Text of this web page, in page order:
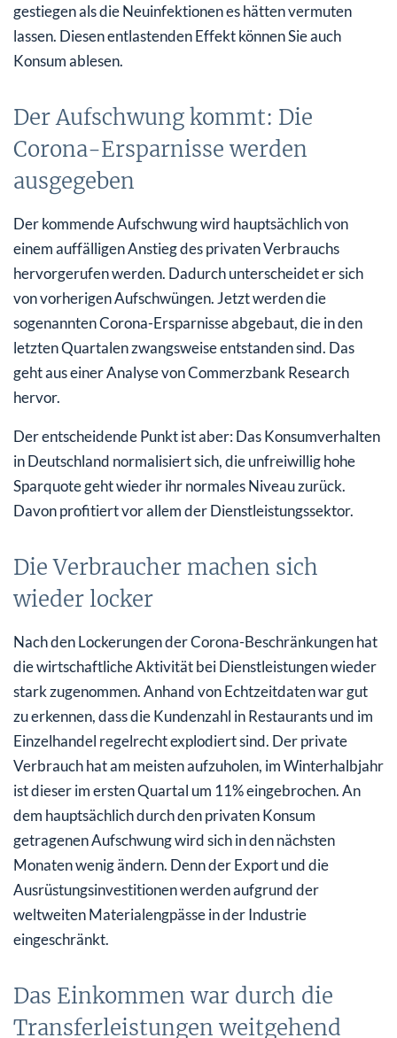
gestiegen als die Neuinfektionen es hätten vermuten
lassen. Diesen entlastenden Effekt können Sie auch
Konsum ablesen.
Der Aufschwung kommt: Die
Corona-Ersparnisse werden
ausgegeben
Der kommende Aufschwung wird hauptsächlich von
einem auffälligen Anstieg des privaten Verbrauchs
hervorgerufen werden. Dadurch unterscheidet er sich
von vorherigen Aufschwüngen. Jetzt werden die
sogenannten Corona-Ersparnisse abgebaut, die in den
letzten Quartalen zwangsweise entstanden sind. Das
geht aus einer Analyse von Commerzbank Research
hervor.
Der entscheidende Punkt ist aber: Das Konsumverhalten
in Deutschland normalisiert sich, die unfreiwillig hohe
Sparquote geht wieder ihr normales Niveau zurück.
Davon profitiert vor allem der Dienstleistungssektor.
Die Verbraucher machen sich
wieder locker
Nach den Lockerungen der Corona-Beschränkungen hat
die wirtschaftliche Aktivität bei Dienstleistungen wieder
stark zugenommen. Anhand von Echtzeitdaten war gut
zu erkennen, dass die Kundenzahl in Restaurants und im
Einzelhandel regelrecht explodiert sind. Der private
Verbrauch hat am meisten aufzuholen, im Winterhalbjahr
ist dieser im ersten Quartal um 11% eingebrochen. An
dem hauptsächlich durch den privaten Konsum
getragenen Aufschwung wird sich in den nächsten
Monaten wenig ändern. Denn der Export und die
Ausrüstungsinvestitionen werden aufgrund der
weltweiten Materialengpässe in der Industrie
eingeschränkt.
Das Einkommen war durch die
Transferleistungen weitgehend